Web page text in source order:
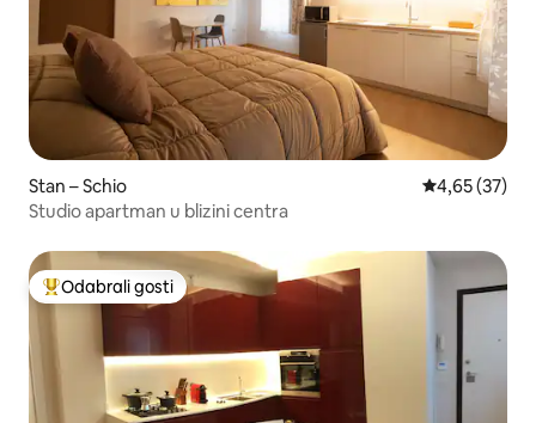
Stan – Schio Prosječna
4,65 (37)
Studio apartman u blizini centra
Među najviše rangiranima s oznakom „Odabrali gosti”
Odabrali gosti